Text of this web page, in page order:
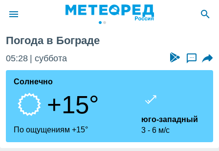
о
Вы можете
к этому
Погода в Бограде
05:28 суббота ...
Солнечно
+15°
По ощущениям +15°
юго-западный
3
6 м/с